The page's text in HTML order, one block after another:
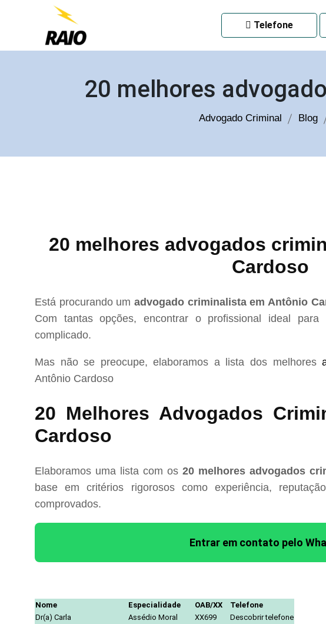
Telefone
20 melhores
Advogado Criminal Blog
20 melhores advogados
Cardoso
Está procurando umadvogado criminalista em Antônio
Com tantas opções, encontrar o profissional ideal
complicado.
Mas não se preocupe, elaboramos a lista dos melhores
Antônio Cardoso
20 Melhores Advogados
Cardoso
Elaboramos uma lista com os 20 melhores advogados
base em critérios rigorosos como experiência,
comprovados.
Entrar em contato pelo
Nome Especialidade OAB/XX
Telefone
Dr(a) Carla
Assédio Moral XX699
Descobrir telefone